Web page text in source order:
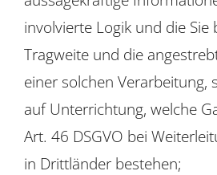
involvierte Logik und die Sie
Tragweite und die
einer solchen Verarbeitung,
auf Unterrichtung, welche
Art. 46 DSGVO bei
in Drittländer bestehen;